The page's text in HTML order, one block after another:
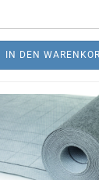
IN DEN